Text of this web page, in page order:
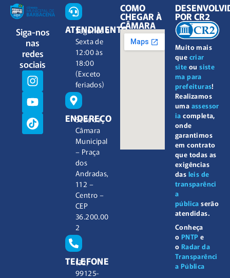
Siga-nos
nas
redes
sociais
ATENDIMENTO
Segunda à
Sexta de
12:00 às
18:00
(Exceto
feriados)
ENDEREÇO
Sede da
Câmara
Municipal
– Praça
dos
Andradas,
112 –
Centro –
CEP
36.200.00
2
TELEFONE
(32)
99125-
COMO
CHEGAR À
CÂMARA
Muito mais
que criar
site ousiste
ma para
prefeituras!
Realizamos
uma assessor
ia completa,
onde
garantimos
em contrato
que todas as
exigências
das leis de
transparênci
a
pública serão
atendidas.
Conheça
o PNTP e
o Radar da
Transparênci
a Pública
POR CR2